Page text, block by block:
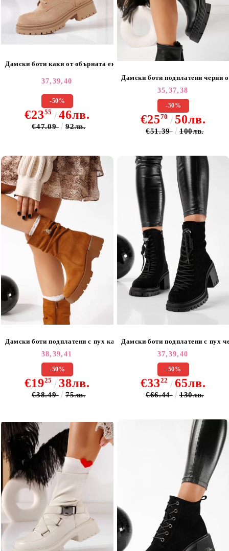
Дамски боти каки от обърната еко кожа Hasti #20608
37, 39, 40
-50%
€2355 46лв.
€47.09 92лв.
Дамски боти подплатени черни
35, 37, 38
-50%
€2570 50лв.
€51.39 100лв.
Дамски боти подплатени с пух кафяви от обърната еко кожа Raisa
38, 39, 41
-50%
€1925 38лв.
€38.49 75лв.
Дамски боти подплатени с пух
37, 39, 40
-50%
€3322 65лв.
€66.44 130лв.